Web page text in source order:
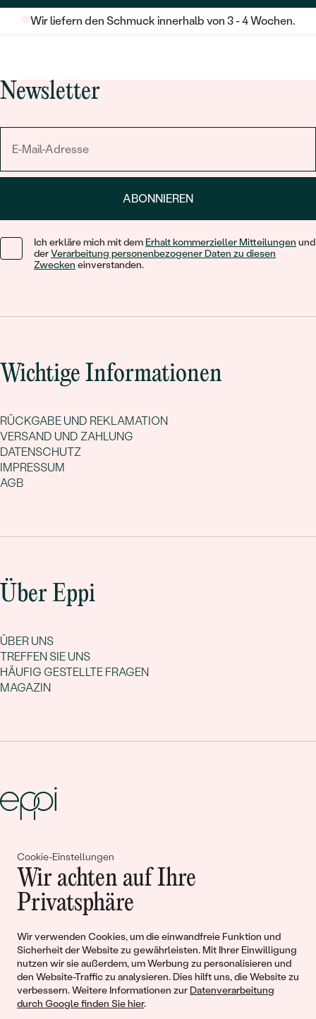
Cookie-Einstellungen
Wir achten auf Ihre
Privatsphäre
Wir verwenden Cookies, um die einwandfreie Funktion und
Sicherheit der Website zu gewährleisten. Mit Ihrer Einwilligung
nutzen wir sie außerdem, um Werbung zu personalisieren und
den Website-Traffic zu analysieren. Dies hilft uns, die Website zu
verbessern. Weitere Informationen zur Datenverarbeitung
durch Google finden Sie hier.
Wir liefern den Schmuck innerhalb von 3 - 4 Wochen.
Newsletter
ABONNIEREN
Ich erkläre mich mit dem Erhalt kommerzieller Mitteilungen und
derVerarbeitung personenbezogener Daten zu diesen
Zwecken einverstanden.
Wichtige Informationen
RÜCKGABE UND REKLAMATION
VERSAND UND ZAHLUNG
DATENSCHUTZ
IMPRESSUM
AGB
Über Eppi
ÜBER UNS
TREFFEN SIE UNS
HÄUFIG GESTELLTE FRAGEN
MAGAZIN
Gemeinsam erschaffen wir
Geschichten von Schönheit und
Liebe
Begleiten Sie uns!